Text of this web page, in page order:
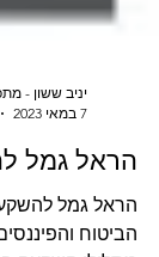
7 במאי 2023
הראל גמל
הראל גמל